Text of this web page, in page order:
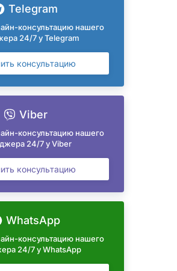
Telegram
консультацию нашего
24/7 у Telegram
консультацию
Viber
консультацию нашего
24/7 у Viber
консультацию
WhatsApp
консультацию нашего
24/7 у WhatsApp